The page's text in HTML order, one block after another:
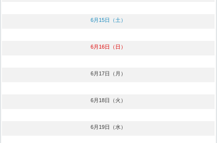
6月15日（土）
6月16日（日）
6月17日（月）
6月18日（火）
6月19日（水）